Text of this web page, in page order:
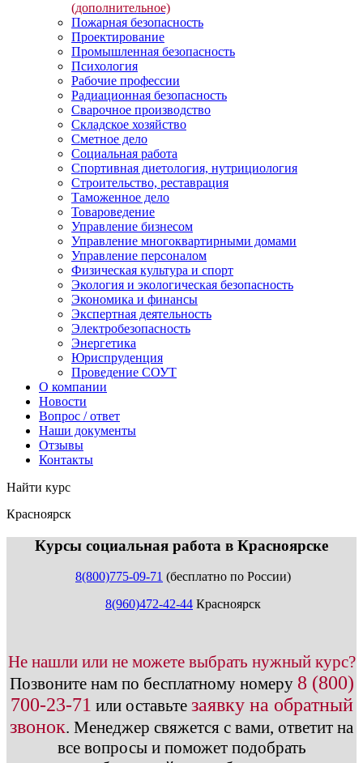
(дополнительное)
Пожарная безопасность
Проектирование
Промышленная безопасность
Психология
Рабочие профессии
Радиационная безопасность
Сварочное производство
Складское хозяйство
Сметное дело
Социальная работа
Спортивная диетология, нутрициология
Строительство, реставрация
Таможенное дело
Товароведение
Управление бизнесом
Управление многоквартирными домами
Управление персоналом
Физическая культура и спорт
Экология и экологическая безопасность
Экономика и финансы
Экспертная деятельность
Электробезопасность
Энергетика
Юриспруденция
Проведение СОУТ
О компании
Новости
Вопрос / ответ
Наши документы
Отзывы
Контакты
Найти курс
Красноярск
Курсы социальная работа в Красноярске
8(800)775-09-71 (бесплатно по России)
8(960)472-42-44 Красноярск
Не нашли или не можете выбрать нужный курс?
Позвоните нам по бесплатному номеру 8 (800)
700-23-71 или оставьте заявку на обратный
звонок. Менеджер свяжется с вами, ответит на
все вопросы и поможет подобрать